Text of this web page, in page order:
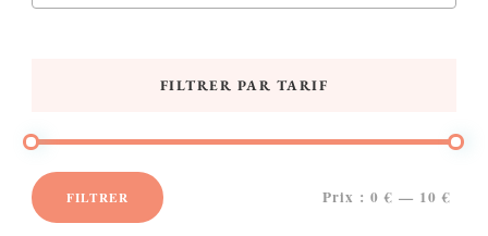
FILTRER PAR TARIF
FILTRER Prix : 0 € — 10 €